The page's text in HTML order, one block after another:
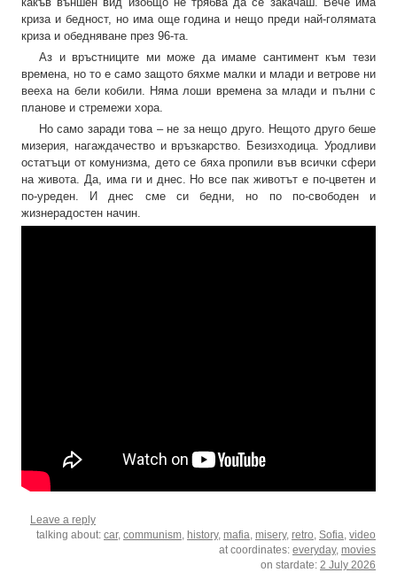
криза и бедност, но има още година и нещо преди най-голямата
криза и обедняване през 96-та.
Аз и връстниците ми може да имаме сантимент към тези
времена, но то е само защото бяхме малки и млади и ветрове ни
вееха на бели кобили. Няма лоши времена за млади и пълни с
планове и стремежи хора.
Но само заради това – не за нещо друго. Нещото друго беше
мизерия, нагаждачество и връзкарство. Безизходица. Уродливи
остатъци от комунизма, дето се бяха пропили във всички сфери
на живота. Да, има ги и днес. Но все пак животът е по-цветен и
по-уреден. И днес сме си бедни, но по по-свободен и
жизнерадостен начин.
Leave a reply
talking about: car, communism history, mafia misery, retro Sofia video
at coordinates: everyday, movies
on stardate: 2 July 2026